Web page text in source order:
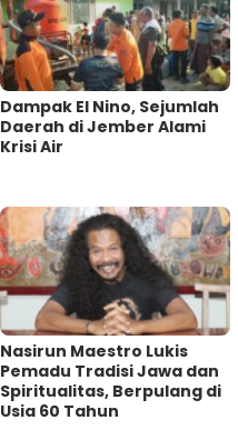
Dampak El Nino, Sejumlah
Daerah di Jember Alami
Krisi Air
‎Nasirun Maestro Lukis
Pemadu Tradisi Jawa dan
Spiritualitas, Berpulang di
Usia 60 Tahun